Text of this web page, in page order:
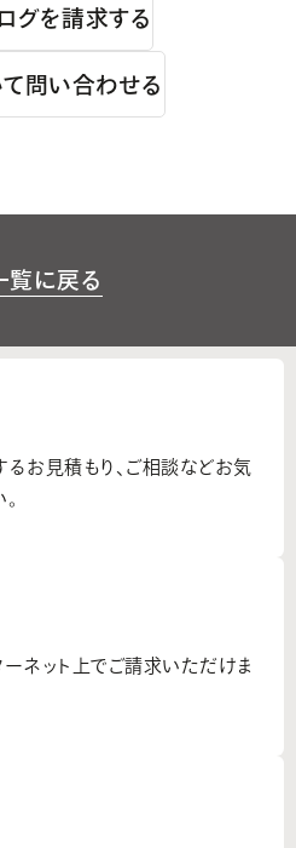
グを請求する
問い合わせる
覧に戻る
お見積もり、 ご相談などお気
ネット上でご請求いただけま